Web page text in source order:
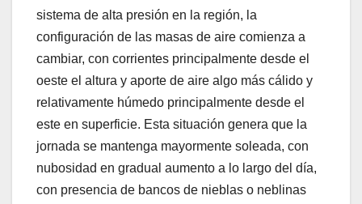
sistema de alta presión en la región, la
configuración de las masas de aire comienza a
cambiar, con corrientes principalmente desde el
oeste el altura y aporte de aire algo más cálido y
relativamente húmedo principalmente desde el
este en superficie. Esta situación genera que la
jornada se mantenga mayormente soleada, con
nubosidad en gradual aumento a lo largo del día,
con presencia de bancos de nieblas o neblinas